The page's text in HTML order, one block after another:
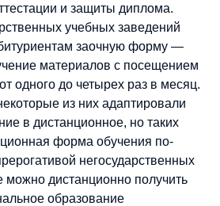
и защиты диплома.
учебных заведений
заочную форму —
материалов с посещением
одного до четырех раз в месяц.
из них адаптировали
в дистанционное, но таких
форма обучения по-
негосударственных
дистанционно получить
образование